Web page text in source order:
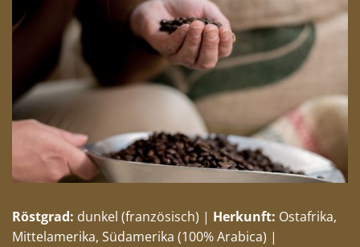
Röstgrad: dunkel (französisch) | Herkunft: Ostafrika,
Mittelamerika, Südamerika (100% Arabica) |